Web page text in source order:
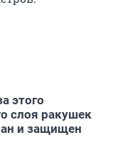
этого
слоя ракушек
и защищен